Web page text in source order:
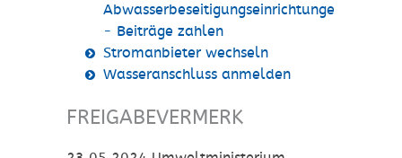
Abwasserbeseitigungseinrichtungen
- Beiträge zahlen
Stromanbieter wechseln
Wasseranschluss anmelden
FREIGABEVERMERK